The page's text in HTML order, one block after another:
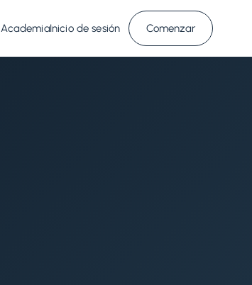
AcademiaInicio de sesión Comenzar